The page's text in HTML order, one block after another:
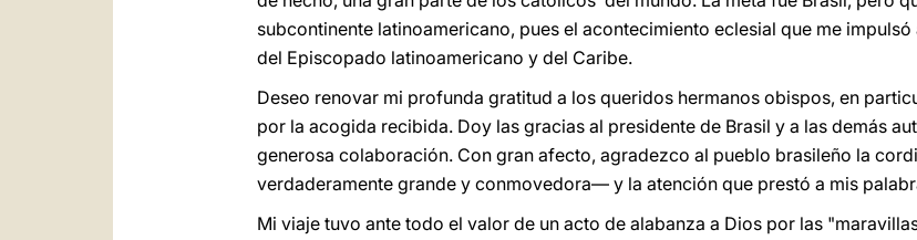
subcontinente latinoamericano, pues el acontecimiento eclesial que me
del Episcopado latinoamericano y del Caribe.
Deseo renovar mi profunda gratitud a los queridos hermanos obispos, en
por la acogida recibida. Doy las gracias al presidente de Brasil y a las demás
generosa colaboración. Con gran afecto, agradezco al pueblo brasileño la
verdaderamente grande y conmovedora— y la atención que prestó a mis
Mi viaje tuvo ante todo el valor de un acto de alabanza a Dios por las